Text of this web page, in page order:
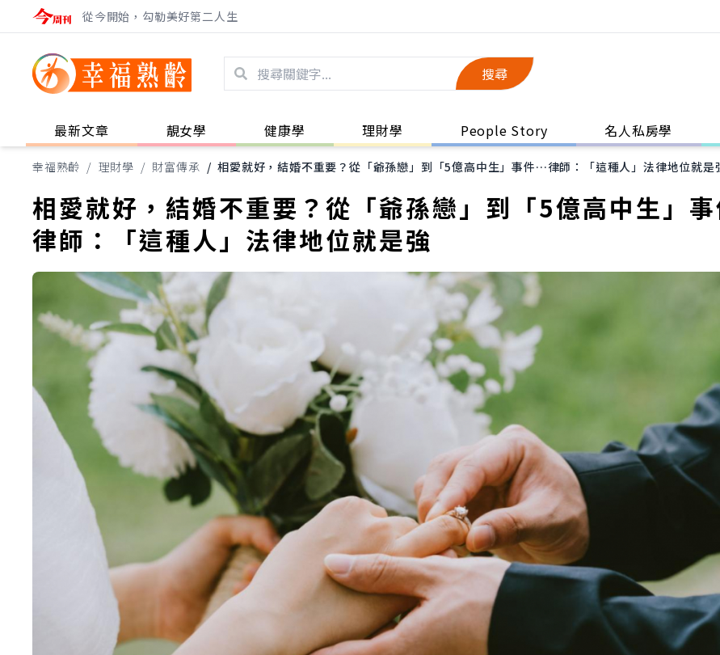
從今開始，勾勒美好第二人生
搜尋
最新文章 靚女學 健康學 理財學 People Story 名人私房學
幸福熟齡 / 理財學 / 財富傳承 / 相愛就好，結婚不重要？從「爺孫戀」到「5億高中生」事件…律師：「這種人」法律地位就是
相愛就好，結婚不重要？從「爺孫戀」到「5億高中生」
律師：「這種人」法律地位就是強